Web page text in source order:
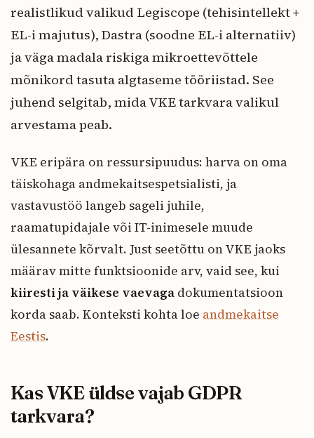
realistlikud valikud Legiscope (tehisintellekt +
EL-i majutus), Dastra (soodne EL-i alternatiiv)
ja väga madala riskiga mikroettevõttele
mõnikord tasuta algtaseme tööriistad. See
juhend selgitab, mida VKE tarkvara valikul
arvestama peab.
VKE eripära on ressursipuudus: harva on oma
täiskohaga andmekaitsespetsialisti, ja
vastavustöö langeb sageli juhile,
raamatupidajale või IT-inimesele muude
ülesannete kõrvalt. Just seetõttu on VKE jaoks
määrav mitte funktsioonide arv, vaid see, kui
kiiresti ja väikese vaevaga dokumentatsioon
korda saab. Konteksti kohta loe andmekaitse
Eestis.
Kas VKE üldse vajab GDPR
tarkvara?